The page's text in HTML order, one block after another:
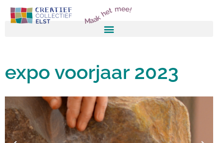
Maak het mee!
expo voorjaar 2023